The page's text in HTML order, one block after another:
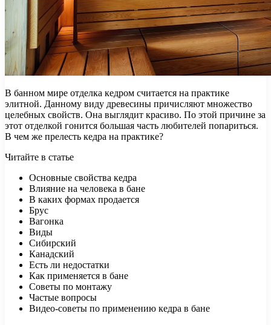
В банном мире отделка кедром считается на практике
элитной. Данному виду древесины причисляют множество
целебных свойств. Она выглядит красиво. По этой причине за
этот отделкой гонится большая часть любителей попариться.
В чем же прелесть кедра на практике?
Читайте в статье
Основные свойства кедра
Влияние на человека в бане
В каких формах продается
Брус
Вагонка
Виды
Сибирский
Канадский
Есть ли недостатки
Как применяется в бане
Советы по монтажу
Частые вопросы
Видео-советы по применению кедра в бане